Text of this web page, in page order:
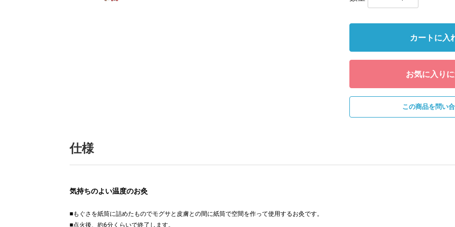
カートに入
お気に入り
この商品を問い
仕様
気持ちのよい温度のお灸
■もぐさを紙筒に詰めたものでモグサと皮膚との間に紙筒で空間を作って使用するお灸です。
■点火後、約6分くらいで終了します。